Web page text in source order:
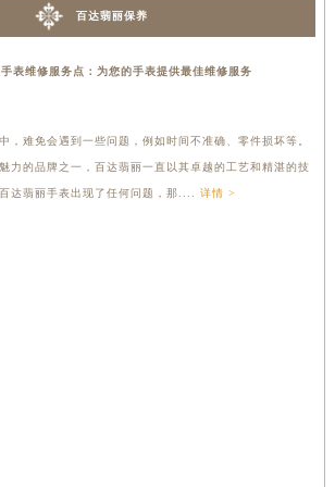
百达翡丽保养
表维修服务点：为您的手表提供最佳维修服务
，难免会遇到一些问题，例如时间不准确、零件损坏等。
力的品牌之一，百达翡丽一直以其卓越的工艺和精湛的技
达翡丽手表出现了任何问题，那.... 详情 >